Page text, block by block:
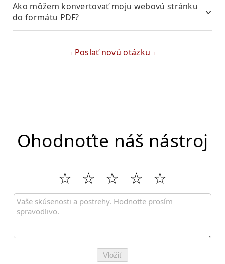
Ako môžem konvertovať moju webovú stránku
do formátu PDF?
Poslať novú otázku
Ohodnoťte náš nástroj
Vložiť